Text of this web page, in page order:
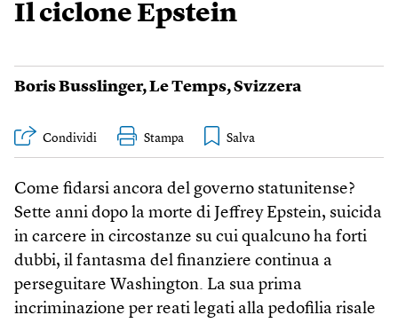
Il ciclone Epstein
Boris Busslinger,Le Temps,Svizzera
Condividi Stampa
Come fidarsi ancora del governo statunitense?
Sette anni dopo la morte di Jeffrey Epstein, suicida
in carcere in circostanze su cui qualcuno ha forti
dubbi, il fantasma del finanziere continua a
perseguitare Washington. La sua prima
incriminazione per reati legati alla pedofilia risale